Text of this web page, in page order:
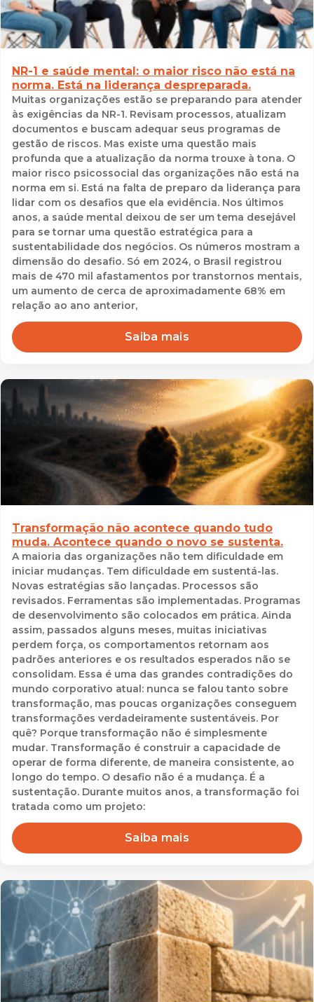
NR-1 e saúde mental: o maior risco não está na
norma. Está na liderança despreparada.
Muitas organizações estão se preparando para atender
às exigências da NR-1. Revisam processos, atualizam
documentos e buscam adequar seus programas de
gestão de riscos. Mas existe uma questão mais
profunda que a atualização da norma trouxe à tona. O
maior risco psicossocial das organizações não está na
norma em si. Está na falta de preparo da liderança para
lidar com os desafios que ela evidência. Nos últimos
anos, a saúde mental deixou de ser um tema desejável
para se tornar uma questão estratégica para a
sustentabilidade dos negócios. Os números mostram a
dimensão do desafio. Só em 2024, o Brasil registrou
mais de 470 mil afastamentos por transtornos mentais,
um aumento de cerca de aproximadamente 68% em
relação ao ano anterior,
Saiba mais
Transformação não acontece quando tudo
muda. Acontece quando o novo se sustenta.
A maioria das organizações não tem dificuldade em
iniciar mudanças. Tem dificuldade em sustentá-las.
Novas estratégias são lançadas. Processos são
revisados. Ferramentas são implementadas. Programas
de desenvolvimento são colocados em prática. Ainda
assim, passados alguns meses, muitas iniciativas
perdem força, os comportamentos retornam aos
padrões anteriores e os resultados esperados não se
consolidam. Essa é uma das grandes contradições do
mundo corporativo atual: nunca se falou tanto sobre
transformação, mas poucas organizações conseguem
transformações verdadeiramente sustentáveis. Por
quê? Porque transformação não é simplesmente
mudar. Transformação é construir a capacidade de
operar de forma diferente, de maneira consistente, ao
longo do tempo. O desafio não é a mudança. É a
sustentação. Durante muitos anos, a transformação foi
tratada como um projeto:
Saiba mais